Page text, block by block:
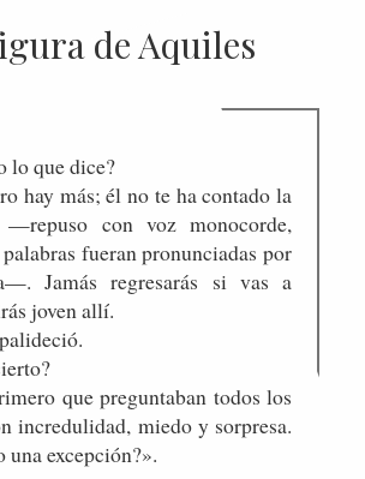
de Aquiles
que dice?
hay más; él no te ha contado la
con voz monocorde,
fueran pronunciadas por
Jamás regresarás si vas a
joven allí.
que preguntaban todos los
incredulidad, miedo y sorpresa.
una excepción?».